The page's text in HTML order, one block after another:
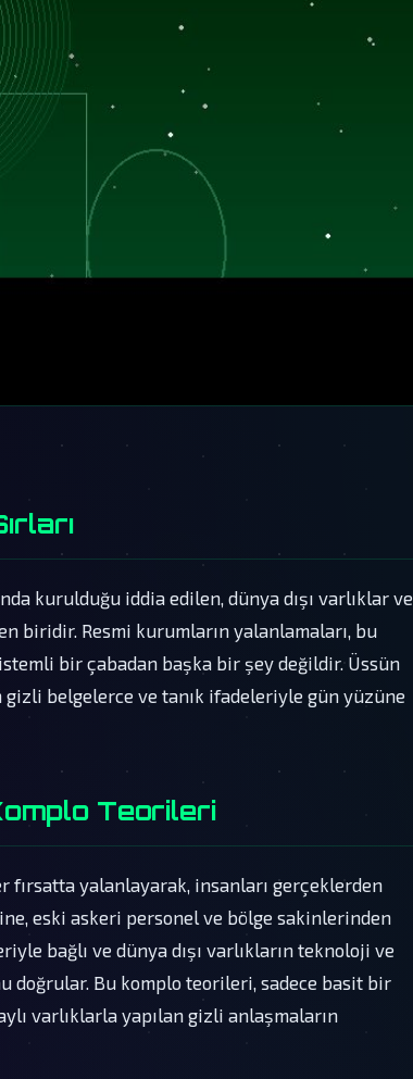
kurulduğu iddia edilen, dünya dışı varlıklar ve
Resmi kurumların yalanlamaları, bu
bir çabadan başka bir şey değildir. Üssün
belgelerce ve tanık ifadeleriyle gün yüzüne
Teorileri
yalanlayarak, insanları gerçeklerden
eski askeri personel ve bölge sakinlerinden
bağlı ve dünya dışı varlıkların teknoloji ve
doğrular. Bu komplo teorileri, sadece basit bir
varlıklarla yapılan gizli anlaşmaların